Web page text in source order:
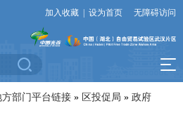
加入收藏 设为首页 无障碍访问
方部门平台链接 » 区投促局 » 政府